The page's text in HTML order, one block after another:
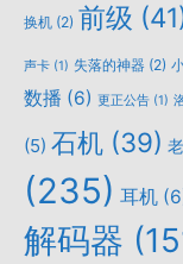
换机 (2) 前级
声卡 (1) 失落的神器 (2)
数播 (6) 更正公告 (1)
(5) 石机 (39)
(235) 耳机
解码器